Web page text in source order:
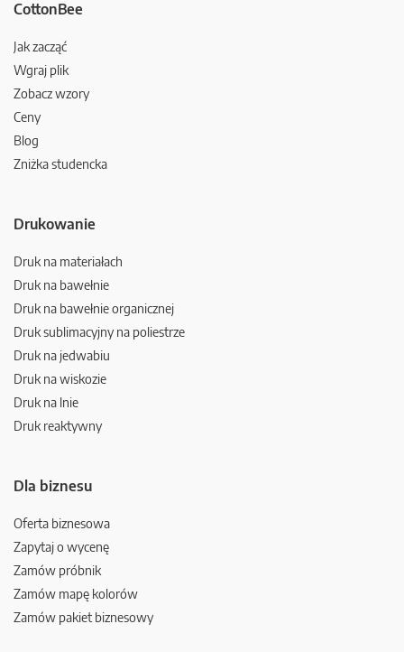
CottonBee
Jak zacząć
Wgraj plik
Zobacz wzory
Ceny
Blog
Zniżka studencka
Drukowanie
Druk na materiałach
Druk na bawełnie
Druk na bawełnie organicznej
Druk sublimacyjny na poliestrze
Druk na jedwabiu
Druk na wiskozie
Druk na lnie
Druk reaktywny
Dla biznesu
Oferta biznesowa
Zapytaj o wycenę
Zamów próbnik
Zamów mapę kolorów
Zamów pakiet biznesowy